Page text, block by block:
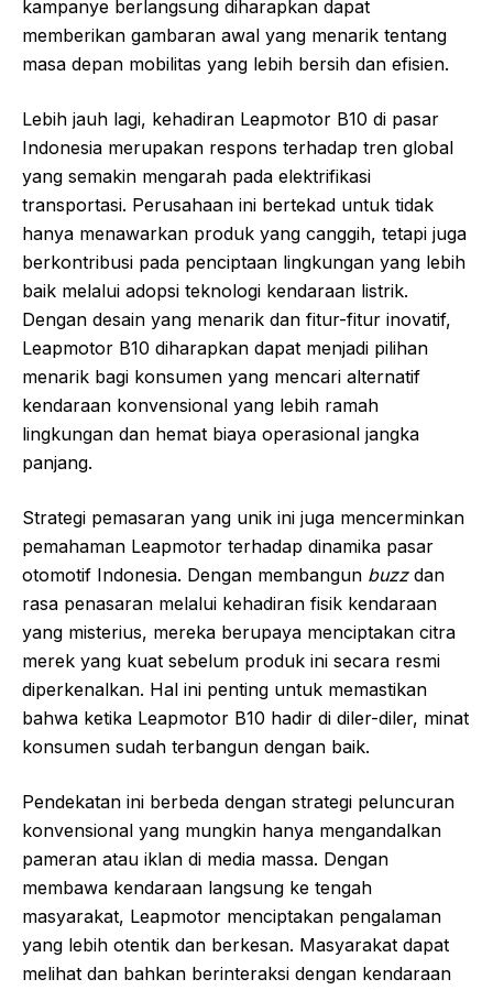
kampanye berlangsung diharapkan dapat
memberikan gambaran awal yang menarik tentang
masa depan mobilitas yang lebih bersih dan efisien.
Lebih jauh lagi, kehadiran Leapmotor B10 di pasar
Indonesia merupakan respons terhadap tren global
yang semakin mengarah pada elektrifikasi
transportasi. Perusahaan ini bertekad untuk tidak
hanya menawarkan produk yang canggih, tetapi juga
berkontribusi pada penciptaan lingkungan yang lebih
baik melalui adopsi teknologi kendaraan listrik.
Dengan desain yang menarik dan fitur-fitur inovatif,
Leapmotor B10 diharapkan dapat menjadi pilihan
menarik bagi konsumen yang mencari alternatif
kendaraan konvensional yang lebih ramah
lingkungan dan hemat biaya operasional jangka
panjang.
Strategi pemasaran yang unik ini juga mencerminkan
pemahaman Leapmotor terhadap dinamika pasar
otomotif Indonesia. Dengan membangun buzzdan
rasa penasaran melalui kehadiran fisik kendaraan
yang misterius, mereka berupaya menciptakan citra
merek yang kuat sebelum produk ini secara resmi
diperkenalkan. Hal ini penting untuk memastikan
bahwa ketika Leapmotor B10 hadir di diler-diler, minat
konsumen sudah terbangun dengan baik.
Pendekatan ini berbeda dengan strategi peluncuran
konvensional yang mungkin hanya mengandalkan
pameran atau iklan di media massa. Dengan
membawa kendaraan langsung ke tengah
masyarakat, Leapmotor menciptakan pengalaman
yang lebih otentik dan berkesan. Masyarakat dapat
melihat dan bahkan berinteraksi dengan kendaraan